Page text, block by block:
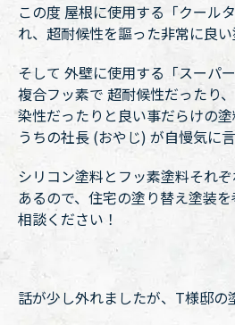
この度 屋根に使用する「クール
れ、超耐候性を謳った非常に良い
そして 外壁に使用する「スーパ
複合フッ素で 超耐候性だったり
染性だったりと良い事だらけの塗
うちの社長 (おやじ) が自慢気に
シリコン塗料とフッ素塗料それ
あるので、住宅の塗り替え塗装
相談ください！
話が少し外れましたが、T様邸の